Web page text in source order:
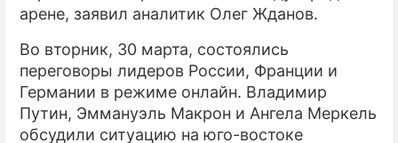
ПРОИСШЕСТВИЯ
СОННИК
СТИЛЬ ЖИЗНИ
СЕРИАЛЫ
арене, заявил аналитик Олег Жданов.
Во вторник, 30 марта, состоялись
переговоры лидеров России, Франции и
Германии в режиме онлайн. Владимир
Путин, Эммануэль Макрон и Ангела Меркель
обсудили ситуацию на юго-востоке